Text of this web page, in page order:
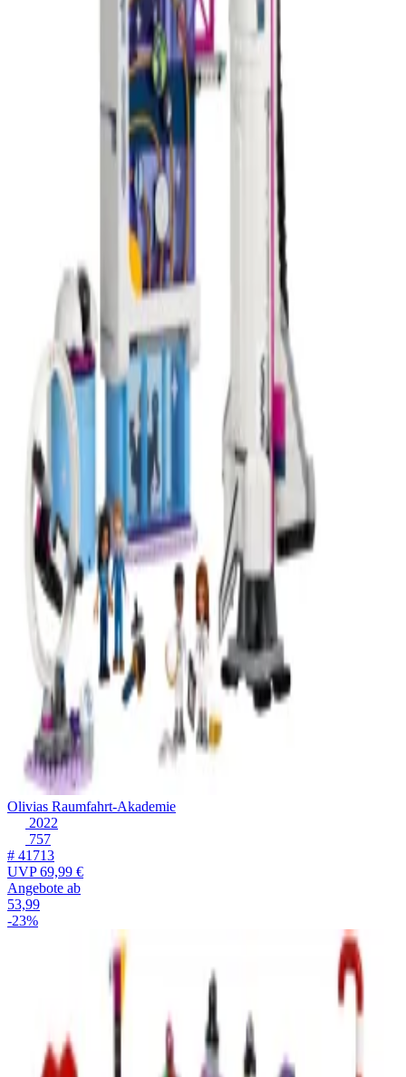
Olivias Raumfahrt-Akademie
2022
757
# 41713
UVP69,99 €
Angebote ab
53,99
-23%